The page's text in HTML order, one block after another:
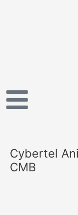
Cybertel
CMB